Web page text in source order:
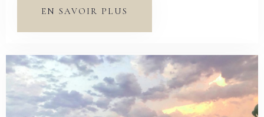
EN SAVOIR PLUS